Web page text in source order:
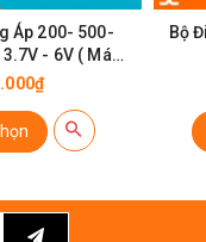
Áp 200- 500-
- 6V ( Máy
Lửa )
Bộ